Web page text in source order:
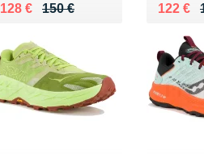
150 €
Au lieu de 150 €
128 €
Vendu 128 € Au lieu
122 €
Vendu